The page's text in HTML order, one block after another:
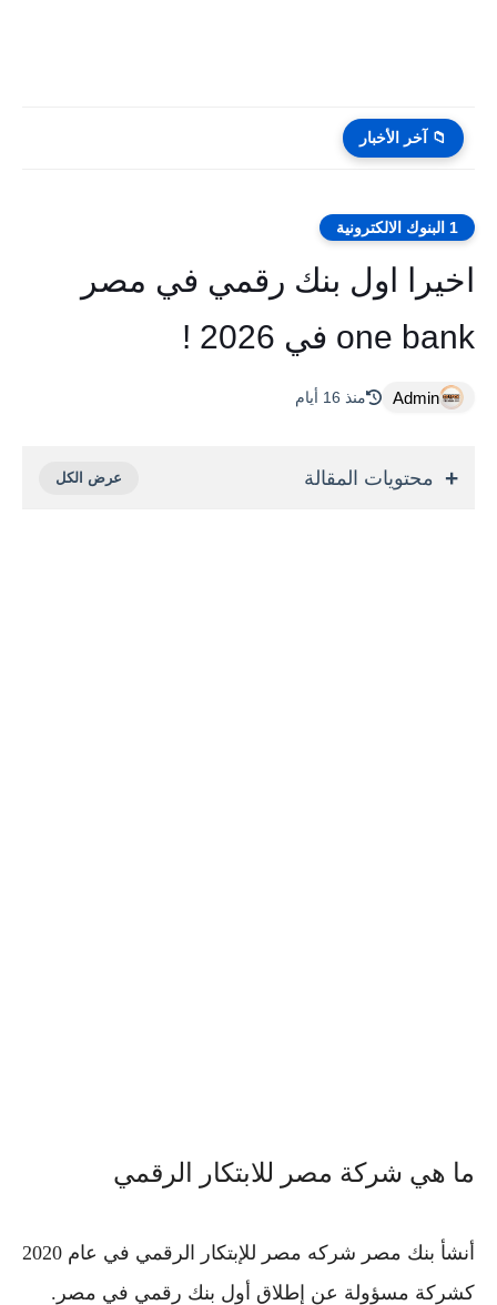
📁 آخر الأخبار
1 البنوك الالكترونية
اخيرا اول بنك رقمي في مصر
one bank في 2026 !
Admin منذ 16 أيام
محتويات المقالة
ما هي شركة مصر للابتكار الرقمي
أنشأ بنك مصر شركه مصر للإبتكار الرقمي في عام 2020
كشركة مسؤولة عن إطلاق أول بنك رقمي في مصر.